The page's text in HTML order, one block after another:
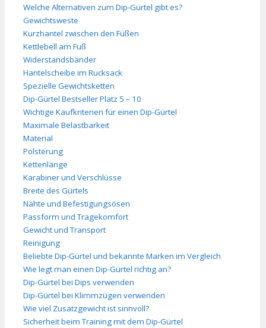
Welche Alternativen zum Dip-Gürtel gibt es?
Gewichtsweste
Kurzhantel zwischen den Füßen
Kettlebell am Fuß
Widerstandsbänder
Hantelscheibe im Rucksack
Spezielle Gewichtsketten
Dip-Gürtel Bestseller Platz 5 – 10
Wichtige Kaufkriterien für einen Dip-Gürtel
Maximale Belastbarkeit
Material
Polsterung
Kettenlänge
Karabiner und Verschlüsse
Breite des Gürtels
Nähte und Befestigungsösen
Passform und Tragekomfort
Gewicht und Transport
Reinigung
Beliebte Dip-Gürtel und bekannte Marken im Vergleich
Wie legt man einen Dip-Gürtel richtig an?
Dip-Gürtel bei Dips verwenden
Dip-Gürtel bei Klimmzügen verwenden
Wie viel Zusatzgewicht ist sinnvoll?
Sicherheit beim Training mit dem Dip-Gürtel